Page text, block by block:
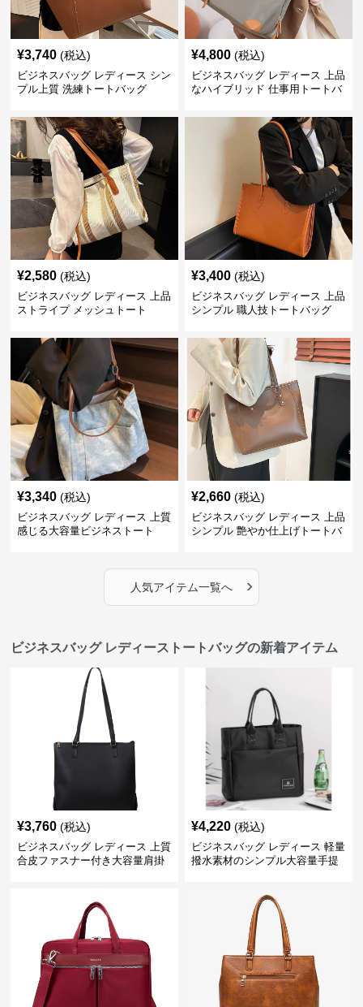
¥3,740 (税込)
ビジネスバッグ レディース シン
プル上質 洗練トートバッグ
¥4,800 (税込)
ビジネスバッグ レディース 上品
なハイブリッド 仕事用トートバ
¥2,580 (税込)
ビジネスバッグ レディース 上品
ストライプ メッシュトート
¥3,400 (税込)
ビジネスバッグ レディース 上品
シンプル 職人技トートバッグ
¥3,340 (税込)
ビジネスバッグ レディース 上質
感じる大容量ビジネストート
¥2,660 (税込)
ビジネスバッグ レディース 上品
シンプル 艶やか仕上げトートバ
人気アイテム一覧へ ›
ビジネスバッグ レディーストートバッグの新着アイテム
¥3,760 (税込)
ビジネスバッグ レディース 上質
合皮ファスナー付き大容量肩掛
¥4,220 (税込)
ビジネスバッグ レディース 軽量
撥水素材のシンプル大容量手提